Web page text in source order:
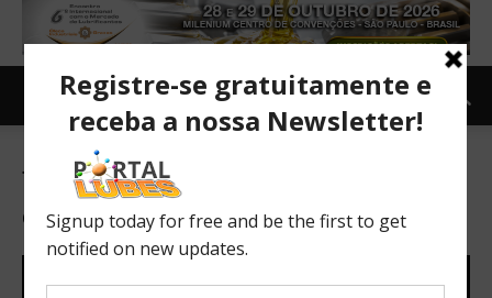
Tag: Novo Polo terá desenho
exclusivo para o Brasil